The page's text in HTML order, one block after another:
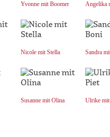
Yvonne mit Boomer Angelika
Nicole mit Stella Sandra
Susanne mit Olina Ulrike mit